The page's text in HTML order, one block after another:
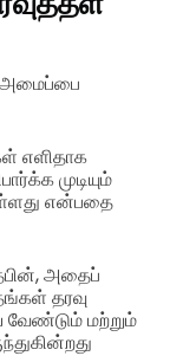
அமைப்பை
எளிதாக
முடியும்
என்பதை
அதைப்
தரவு
வேண்டும் மற்றும்